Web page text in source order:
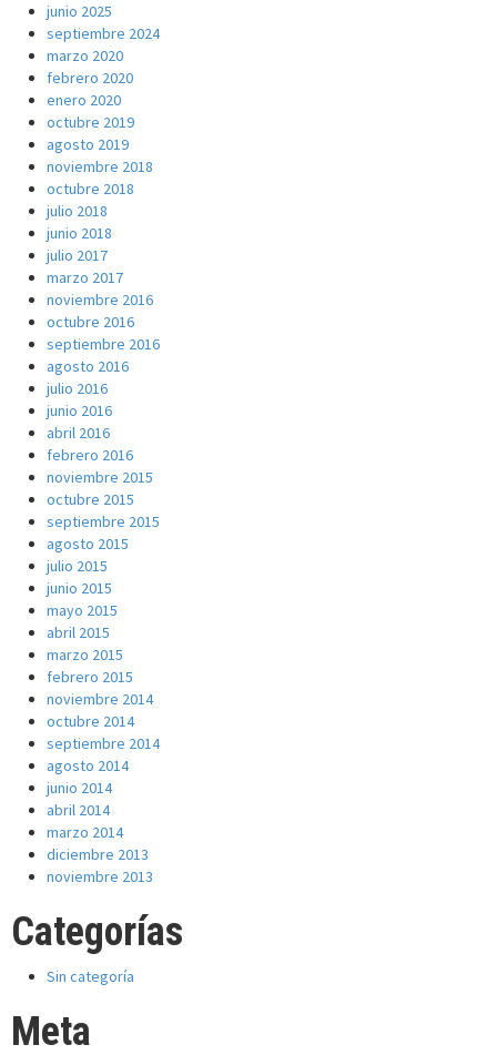
junio 2025
septiembre 2024
marzo 2020
febrero 2020
enero 2020
octubre 2019
agosto 2019
noviembre 2018
octubre 2018
julio 2018
junio 2018
julio 2017
marzo 2017
noviembre 2016
octubre 2016
septiembre 2016
agosto 2016
julio 2016
junio 2016
abril 2016
febrero 2016
noviembre 2015
octubre 2015
septiembre 2015
agosto 2015
julio 2015
junio 2015
mayo 2015
abril 2015
marzo 2015
febrero 2015
noviembre 2014
octubre 2014
septiembre 2014
agosto 2014
junio 2014
abril 2014
marzo 2014
diciembre 2013
noviembre 2013
Categorías
Sin categoría
Meta